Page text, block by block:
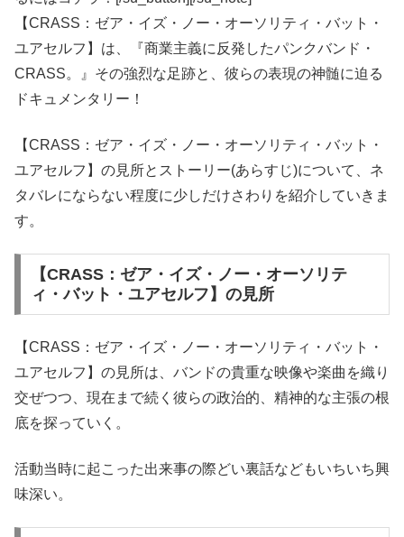
【CRASS：ゼア・イズ・ノー・オーソリティ・バット・
ユアセルフ】は、『商業主義に反発したパンクバンド・
CRASS。』その強烈な足跡と、彼らの表現の神髄に迫る
ドキュメンタリー！
【CRASS：ゼア・イズ・ノー・オーソリティ・バット・
ユアセルフ】の見所とストーリー(あらすじ)について、ネ
タバレにならない程度に少しだけさわりを紹介していきま
す。
【CRASS：ゼア・イズ・ノー・オーソリテ
ィ・バット・ユアセルフ】の見所
【CRASS：ゼア・イズ・ノー・オーソリティ・バット・
ユアセルフ】の見所は、バンドの貴重な映像や楽曲を織り
交ぜつつ、現在まで続く彼らの政治的、精神的な主張の根
底を探っていく。
活動当時に起こった出来事の際どい裏話などもいちいち興
味深い。